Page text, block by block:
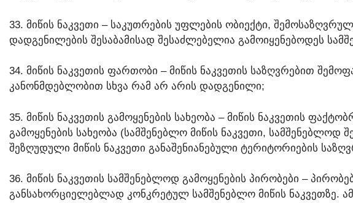
33. ᲛᲘᲬᲘᲡ ᲜᲐᲙᲕᲔᲗᲘ – ᲡᲐᲙᲣᲗᲠᲔᲑᲘᲡ ᲣᲤᲚᲔᲑᲘᲡ ᲝᲑᲘᲔᲥᲢᲘ,
ᲓᲐᲓᲒᲔᲜᲘᲚᲔᲑᲘᲡ ᲨᲔᲡᲐᲑᲐᲛᲘᲡᲐᲓ ᲨᲔᲡᲐᲫᲚᲔᲑᲔᲚᲘᲐ ᲒᲐᲛᲝᲘᲧᲔᲜᲔᲑᲝᲓᲔᲡ
34. ᲛᲘᲬᲘᲡ ᲜᲐᲙᲕᲔᲗᲘᲡ ᲤᲐᲠᲗᲝᲑᲘ – ᲛᲘᲬᲘᲡ ᲜᲐᲙᲕᲔᲗᲘᲡ ᲡᲐᲖᲦᲕᲠᲔᲑᲘᲗ
ᲙᲐᲜᲝᲜᲛᲓᲔᲑᲚᲝᲑᲘᲗ ᲡᲮᲕᲐ ᲠᲐᲛ ᲐᲠ ᲐᲠᲘᲡ ᲓᲐᲓᲒᲔᲜᲘᲚᲘ;
35. ᲛᲘᲬᲘᲡ ᲜᲐᲙᲕᲔᲗᲘᲡ ᲒᲐᲛᲝᲧᲔᲜᲔᲑᲘᲡ ᲡᲐᲮᲔᲝᲑᲐ – ᲛᲘᲬᲘᲡ ᲜᲐᲙᲕᲔᲗᲘᲡ
ᲒᲐᲛᲝᲧᲔᲜᲔᲑᲘᲡ ᲡᲐᲮᲔᲝᲑᲐ (ᲡᲐᲛᲨᲔᲜᲔᲑᲚᲝ ᲛᲘᲬᲘᲡ ᲜᲐᲙᲕᲔᲗᲘ,
ᲨᲔᲖᲦᲣᲓᲣᲚᲘ ᲛᲘᲬᲘᲡ ᲜᲐᲙᲕᲔᲗᲘ ᲒᲐᲜᲐᲨᲔᲜᲘᲐᲜᲔᲑᲣᲚᲘ ᲢᲔᲠᲘᲢᲝᲠᲘᲔᲑᲘᲡ
36. ᲛᲘᲬᲘᲡ ᲜᲐᲙᲕᲔᲗᲘᲡ ᲡᲐᲛᲨᲔᲜᲔᲑᲚᲝᲓ ᲒᲐᲛᲝᲧᲔᲜᲔᲑᲘᲡ ᲞᲘᲠᲝᲑᲔᲑᲘ –
ᲒᲐᲜᲡᲐᲮᲝᲠᲪᲘᲔᲚᲔᲑᲚᲐᲓ ᲙᲝᲜᲙᲠᲔᲢᲣᲚ ᲡᲐᲛᲨᲔᲜᲔᲑᲚᲝ ᲛᲘᲬᲘᲡ ᲜᲐᲙᲕᲔᲗᲖᲔ.